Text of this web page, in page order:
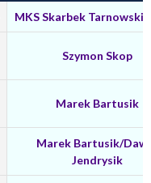
MKS Skarbek
Szymon Skop
Marek Bartusik
Marek Bartusik/
Jendrysik